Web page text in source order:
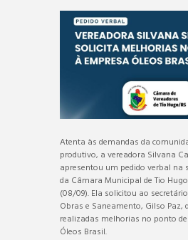
Atenta às demandas da
produtivo, a vereadora Silvana
apresentou um pedido verbal na
da Câmara Municipal de Tio
(08/09). Ela solicitou ao
Obras e Saneamento, Gilso Paz,
realizadas melhorias no ponto
Óleos Brasil.